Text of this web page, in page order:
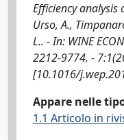
Efficiency
Urso, A.,
L.. - In: WINE
2212-9774. -
[10.1016/
Appare nelle
1.1 Articolo in